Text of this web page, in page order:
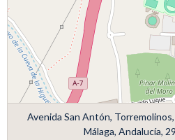
Avenida San Antón,
Málaga, Andalucía,